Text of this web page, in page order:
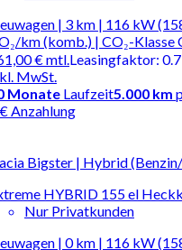
| 3 km | 116 kW
km (komb.) | CO₂-Klasse
€mtl.
MwSt.
Leasingfaktor:
Monate Laufzeit5.000 km
Anzahlung
Bigster | Hybrid
HYBRID 155 el
Nur Privatkunden
| 0 km | 116 kW